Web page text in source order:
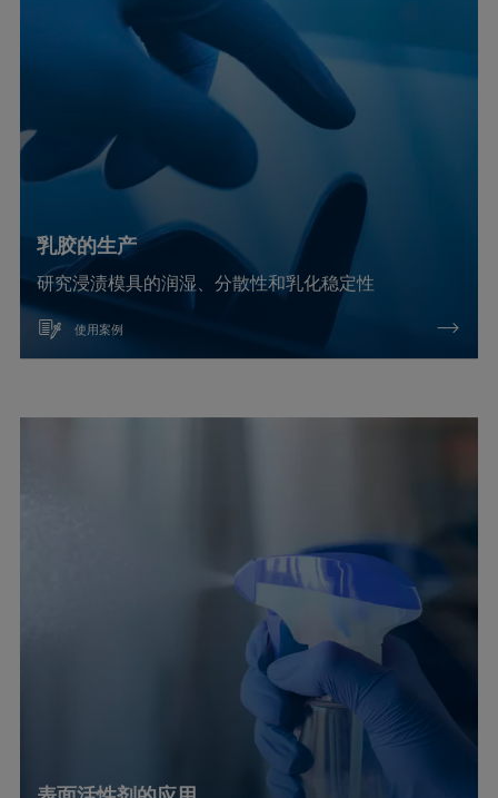
乳胶的生产
研究浸渍模具的润湿、分散性和乳化稳定性
使用案例